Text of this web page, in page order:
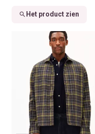
Het product zien